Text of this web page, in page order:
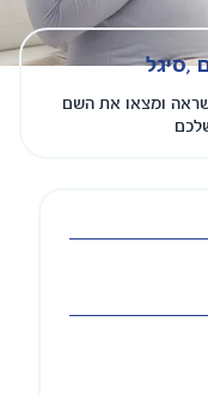
,סיגל
ומצאו את השם